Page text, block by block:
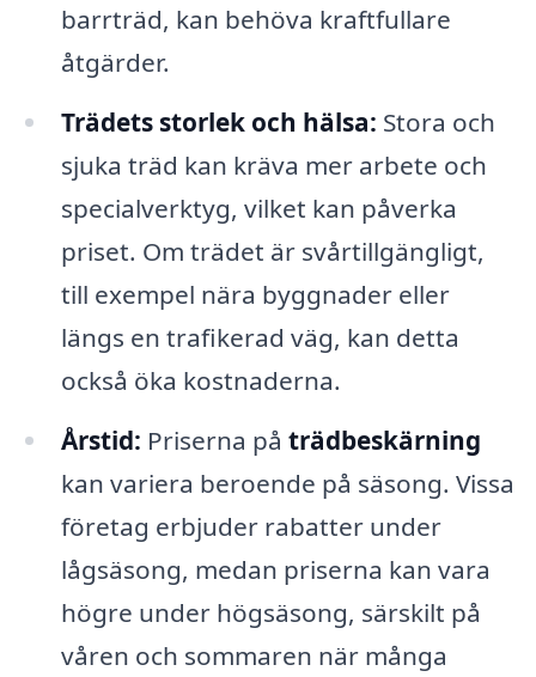
barrträd, kan behöva kraftfullare
åtgärder.
Trädets storlek och hälsa: Stora och
sjuka träd kan kräva mer arbete och
specialverktyg, vilket kan påverka
priset. Om trädet är svårtillgängligt,
till exempel nära byggnader eller
längs en trafikerad väg, kan detta
också öka kostnaderna.
Årstid: Priserna på trädbeskärning
kan variera beroende på säsong. Vissa
företag erbjuder rabatter under
lågsäsong, medan priserna kan vara
högre under högsäsong, särskilt på
våren och sommaren när många